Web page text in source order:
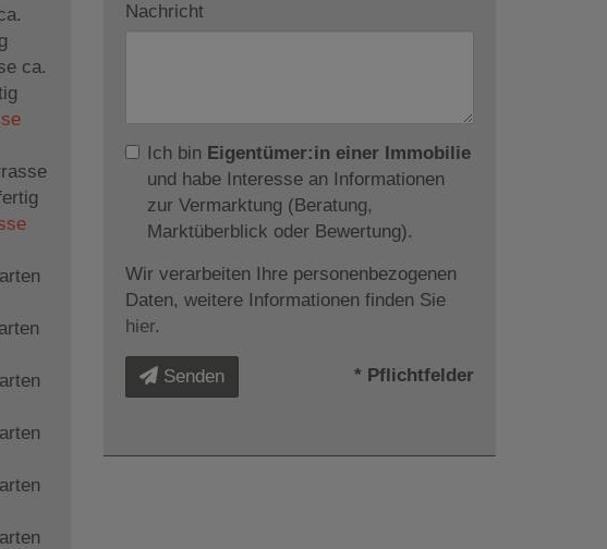
ca.
Nachricht
Ich bin Eigentümer:in einer Immobilie
und habe Interesse an Informationen
zur Vermarktung (Beratung,
Marktüberblick oder Bewertung).
Wir verarbeiten Ihre personenbezogenen
Daten, weitere Informationen finden Sie
hier.
Senden * Pflichtfelder